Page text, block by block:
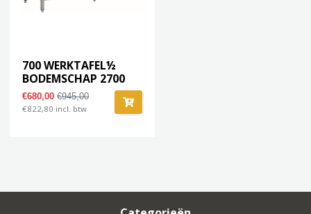
700 WERKTAFEL½
BODEMSCHAP 2700
€680,00€945,00
€822,80 incl. btw